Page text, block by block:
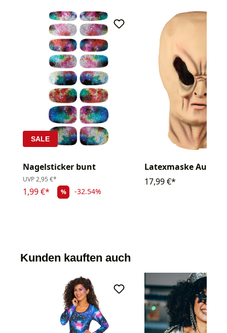
SALE
Nagelsticker bunt
UVP2,95 €*
1,99 €* % -32.54%
Latexmaske
17,99 €*
Kunden kauften auch